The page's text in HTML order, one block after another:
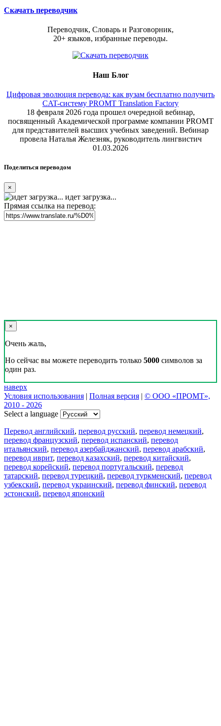
Скачать переводчик
Переводчик, Словарь и Разговорник,
20+ языков, избранные переводы.
Наш Блог
Цифровая эволюция перевода: как вузам бесплатно получить
CAT-систему PROMT Translation Factory
18 февраля 2026 года прошел очередной вебинар,
посвященный Академической программе компании PROMT
для представителей высших учебных заведений. Вебинар
провела Наталья Железняк, руководитель лингвистич
01.03.2026
Поделиться переводом
×
идет загрузка...
Прямая ссылка на перевод:
×
Очень жаль,
Но сейчас вы можете переводить только 5000 символов за
один раз.
наверх
Условия использования | Полная версия | © ООО «ПРОМТ»,
2010 - 2026
Select a language
Перевод английский, перевод русский, перевод немецкий,
перевод французский, перевод испанский, перевод
итальянский, перевод азербайджанский, перевод арабский,
перевод иврит, перевод казахский, перевод китайский,
перевод корейский, перевод португальский, перевод
татарский, перевод турецкий, перевод туркменский, перевод
узбекский, перевод украинский, перевод финский, перевод
эстонский, перевод японский